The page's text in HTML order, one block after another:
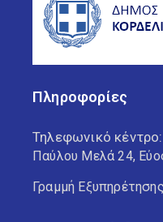
Πληροφορίες
Τηλεφωνικό κέντρο:
Παύλου Μελά 24,
Γραμμή